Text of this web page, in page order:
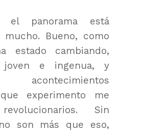
el panorama está
mucho. Bueno, como
estado cambiando,
e ingenua, y
acontecimientos
experimento me
Sin
son más que eso,